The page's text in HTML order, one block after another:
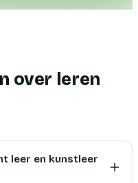
over leren
leer en kunstleer